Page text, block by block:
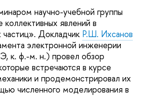
научно-учебной группы
явлений в
Докладчик Р.Ш. Ихсанов
электронной инженерии
ф.-м. н.) провел обзор
встречаются в курсе
и продемонстрировал их
численного моделирования в